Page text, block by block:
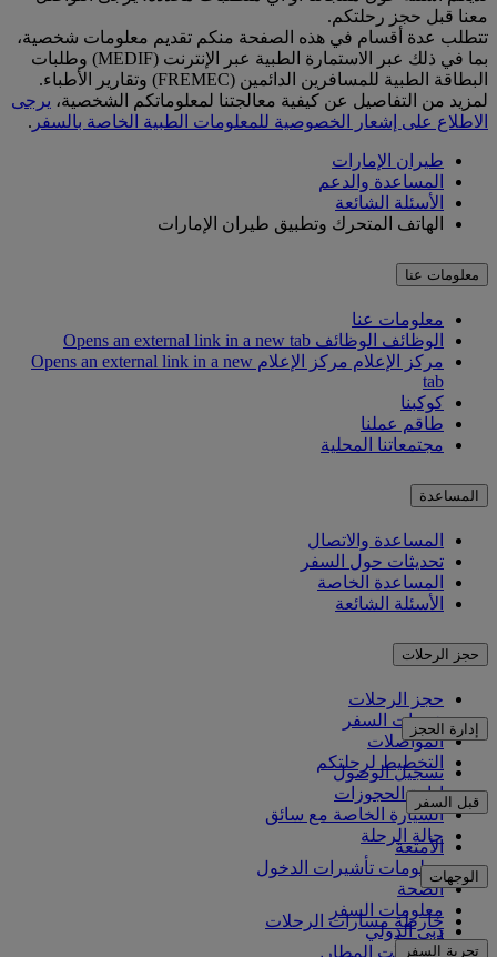
معنا قبل حجز رحلتكم.
تتطلب عدة أقسام في هذه الصفحة منكم تقديم معلومات شخصية،
بما في ذلك عبر الاستمارة الطبية عبر الإنترنت (MEDIF) وطلبات
البطاقة الطبية للمسافرين الدائمين (FREMEC) وتقارير الأطباء.
لمزيد من التفاصيل عن كيفية معالجتنا لمعلوماتكم الشخصية، يرجى
الاطلاع على إشعار الخصوصية للمعلومات الطبية الخاصة بالسفر .
طيران الإمارات
المساعدة والدعم
الأسئلة الشائعة
الهاتف المتحرك وتطبيق طيران الإمارات
معلومات عنا
معلومات عنا
الوظائف الوظائف Opens an external link in a new tab
مركز الإعلام
مركز الإعلام Opens an external link in a new
tab
كوكبنا
طاقم عملنا
مجتمعاتنا المحلية
المساعدة
المساعدة والاتصال
تحديثات حول السفر
المساعدة الخاصة
الأسئلة الشائعة
حجز الرحلات
حجز الرحلات
خدمات السفر
المواصلات
التخطيط لرحلتكم
إدارة الحجز
تسجيل الوصول
إدارة الحجوزات
السيارة الخاصة مع سائق
حالة الرحلة
قبل السفر
الأمتعة
معلومات تأشيرات الدخول
الصحة
معلومات السفر
دبي الدولي
مواصلات المطار
الوجهات
خارطة مسارات الرحلات
أفريقيا
تجربة السفر